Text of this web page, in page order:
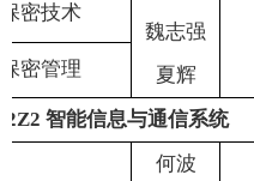
魏志强
夏辉
保密技术
保密管理
智能信息与通信系统
何波